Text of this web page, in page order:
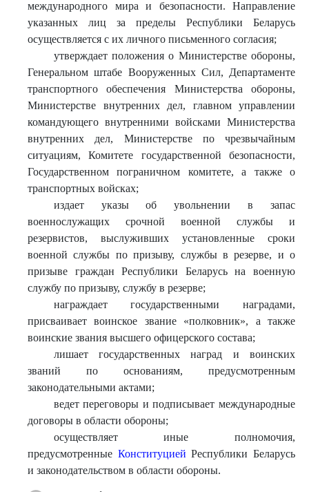
международного мира и безопасности. Направление
указанных лиц за пределы Республики Беларусь
осуществляется с их личного письменного согласия;
утверждает положения о Министерстве обороны,
Генеральном штабе Вооруженных Сил, Департаменте
транспортного обеспечения Министерства обороны,
Министерстве внутренних дел, главном управлении
командующего внутренними войсками Министерства
внутренних дел, Министерстве по чрезвычайным
ситуациям, Комитете государственной безопасности,
Государственном пограничном комитете, а также о
транспортных войсках;
издает указы об увольнении в запас
военнослужащих срочной военной службы и
резервистов, выслуживших установленные сроки
военной службы по призыву, службы в резерве, и о
призыве граждан Республики Беларусь на военную
службу по призыву, службу в резерве;
награждает государственными наградами,
присваивает воинское звание «полковник», а также
воинские звания высшего офицерского состава;
лишает государственных наград и воинских
званий по основаниям, предусмотренным
законодательными актами;
ведет переговоры и подписывает международные
договоры в области обороны;
осуществляет иные полномочия,
предусмотренные Конституцией Республики Беларусь
и законодательством в области обороны.